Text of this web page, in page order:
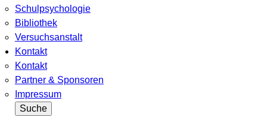
Schulpsychologie
Bibliothek
Versuchsanstalt
Kontakt
Kontakt
Partner & Sponsoren
Impressum
Suche